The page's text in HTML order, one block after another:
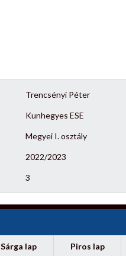
Trencsényi Péter
Kunhegyes ESE
Megyei I. osztály
2022/2023
3
Sárga lap Piros lap